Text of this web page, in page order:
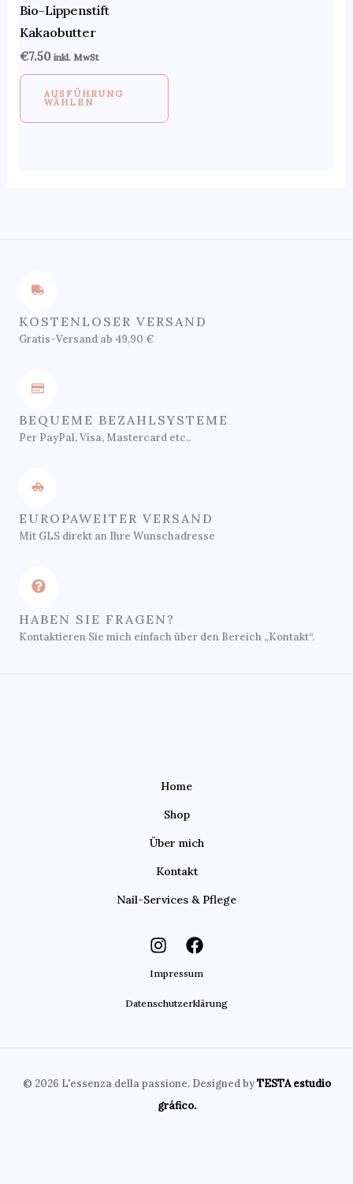
Bio-Lippenstift
Kakaobutter
€7.50 inkl. MwSt
AUSFÜHRUNG
WÄHLEN
KOSTENLOSER VERSAND
Gratis-Versand ab 49,90 €
BEQUEME BEZAHLSYSTEME
Per PayPal, Visa, Mastercard etc..
EUROPAWEITER VERSAND
Mit GLS direkt an Ihre Wunschadresse
HABEN SIE FRAGEN?
Kontaktieren Sie mich einfach über den Bereich „Kontakt“.
Home
Shop
Über mich
Kontakt
Nail-Services & Pflege
Impressum
Datenschutzerklärung
© 2026 L'essenza della passione. Designed byTESTA estudio
gráfico.